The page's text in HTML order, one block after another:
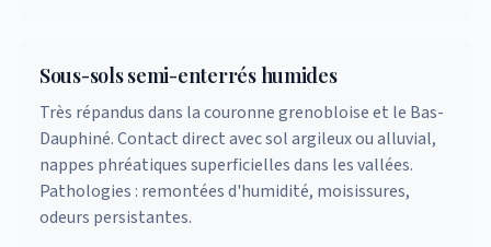
Sous-sols semi-enterrés humides
Très répandus dans la couronne grenobloise et le Bas-
Dauphiné. Contact direct avec sol argileux ou alluvial,
nappes phréatiques superficielles dans les vallées.
Pathologies : remontées d'humidité, moisissures,
odeurs persistantes.